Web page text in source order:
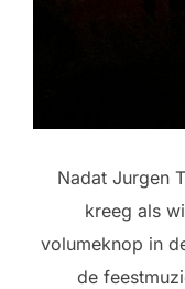
Nadat Jurgen
kreeg als
volumeknop in
de